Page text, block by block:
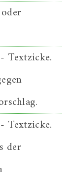
Textzicke.
Textzicke.
der